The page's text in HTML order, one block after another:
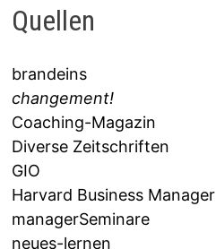
Quellen
brandeins
changement!
Coaching-Magazin
Diverse Zeitschriften
GIO
Harvard Business Manager
managerSeminare
neues-lernen